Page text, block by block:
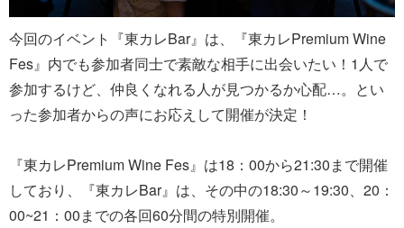
今回のイベント『東カレBar』は、『東カレPremium Wine
Fes』内でも参加者同士で素敵な相手に出会いたい！1人で
参加するけど、仲良くなれる人が見つかるか心配…。とい
った参加者からの声にお応えして開催が決定！
『東カレPremium Wine Fes』は18：00から21:30まで開催
しており、『東カレBar』は、その中の18:30～19:30、20：
00~21：00までの各回60分間の特別開催。